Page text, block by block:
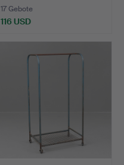
17 Gebote
116 USD